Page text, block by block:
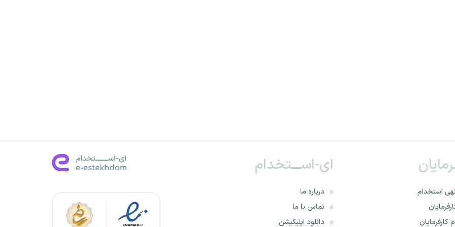
استخدام
کارفرمایان
ای-اســـتخدام
درباره ما
تماس با ما
دانلود اپلیکیشن